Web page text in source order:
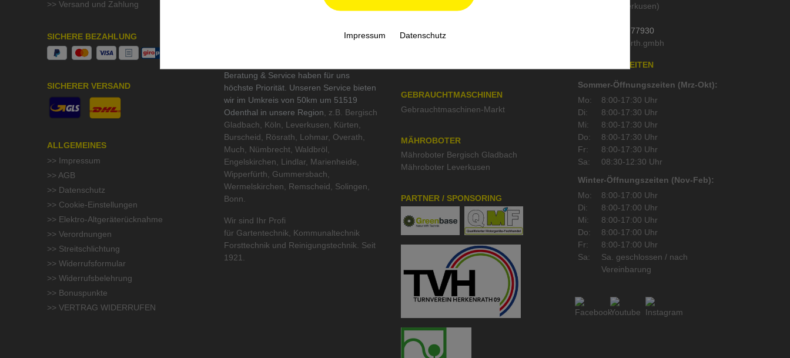
>> Versand und Zahlung
SICHERE BEZAHLUNG
SICHERER VERSAND
ALLGEMEINES
>> Impressum
>> AGB
>> Datenschutz
>> Cookie-Einstellungen
>> Elektro-Altgeräterücknahme
>> Verordnungen
>> Streitschlichtung
>> Widerrufsformular
>> Widerrufsbelehrung
>> Bonuspunkte
>> VERTRAG WIDERRUFEN
Beratung & Service haben für uns
höchste Priorität. Unseren Service bieten
wir im Umkreis von 50km um 51519
Odenthal in unsere Region, z.B. Bergisch
Gladbach, Köln, Leverkusen, Kürten,
Burscheid, Rösrath, Lohmar, Overath,
Much, Nümbrecht, Waldbröl,
Engelskirchen, Lindlar, Marienheide,
Wipperfürth, Gummersbach,
Wermelskirchen, Remscheid, Solingen,
Bonn.
Wir sind Ihr Profi
für Gartentechnik, Kommunaltechnik
Forsttechnik und Reinigungstechnik. Seit
1921.
Mähroboter,
GEBRAUCHTMASCHINEN
Gebrauchtmaschinen-Markt
MÄHROBOTER
Mähroboter Bergisch Gladbach
Mähroboter Leverkusen
PARTNER / SPONSORING
Köln und Leverkusen)
02202 / 977930
ÖFFNUNGSZEITEN
Sommer-Öffnungszeiten (Mrz-Okt):
Mo:
8:00-17:30 Uhr
Di:
8:00-17:30 Uhr
Mi:
8:00-17:30 Uhr
Do:
8:00-17:30 Uhr
Fr:
8:00-17:30 Uhr
Sa:
08:30-12:30 Uhr
Winter-Öffnungszeiten (Nov-Feb):
Mo:
8:00-17:00 Uhr
Di:
8:00-17:00 Uhr
Mi:
8:00-17:00 Uhr
Do:
8:00-17:00 Uhr
Fr:
8:00-17:00 Uhr
Sa:
Sa. geschlossen / nach
Vereinbarung
Impressum Datenschutz